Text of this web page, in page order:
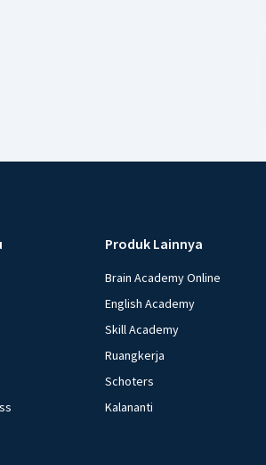
Produk Lainnya
Brain Academy Online
English Academy
Skill Academy
Ruangkerja
Schoters
Kalananti